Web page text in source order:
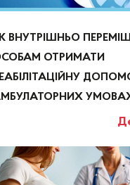
ВНУТРІШНЬО
ОТРИМАТИ